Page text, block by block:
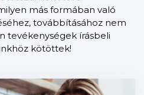
más formában való
továbbításához nem
tevékenységek írásbeli
kötöttek!